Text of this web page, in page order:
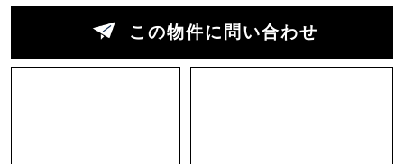
この物件に問い合わせ